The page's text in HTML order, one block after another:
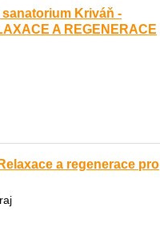
sanatorium Kriváň -
A REGENERACE
a regenerace pro